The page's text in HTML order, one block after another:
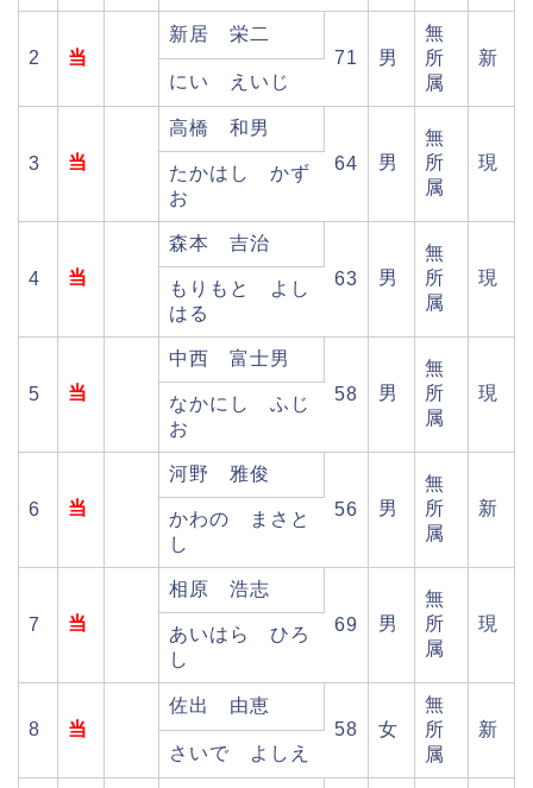
2 当
新居 栄二
71
男
無
所
属
新
にい えいじ
3 当
高橋 和男
64
男
無
所
属
現
たかはし かず
お
4 当
森本 吉治
63
男
無
所
属
現
もりもと よし
はる
5 当
中西 富士男
58
男
無
所
属
現
なかにし ふじ
お
6 当
河野 雅俊
56
男
無
所
属
新
かわの まさと
し
7 当
相原 浩志
69
男
無
所
属
現
あいはら ひろ
し
8 当
佐出 由恵
58
女
無
所
属
新
さいで よしえ